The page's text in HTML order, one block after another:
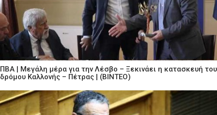
ΠΒΑ | Μεγάλη μέρα για την Λέσβο – Ξεκινάει η κατασκευή του
δρόμου Καλλονής – Πέτρας | (ΒΙΝΤΕΟ)